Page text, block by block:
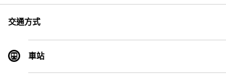
便利店
貨幣兌換處
交通方式
車站